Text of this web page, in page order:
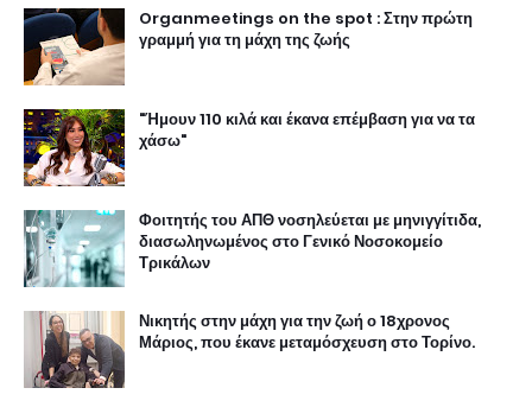
Organmeetings on the spot : Στην πρώτη
γραμμή για τη μάχη της ζωής
"Ήμουν 110 κιλά και έκανα επέμβαση για να τα
χάσω"
Φοιτητής του ΑΠΘ νοσηλεύεται με μηνιγγίτιδα,
διασωληνωμένος στο Γενικό Νοσοκομείο
Τρικάλων
Νικητής στην μάχη για την ζωή ο 18χρονος
Μάριος, που έκανε μεταμόσχευση στο Τορίνο.